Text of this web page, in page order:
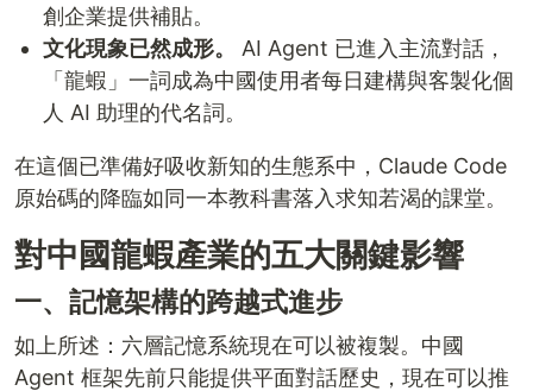
創企業提供補貼。
文化現象已然成形。
AI Agent 已進入主流對話，
「龍蝦」一詞成為中國使用者每日建構與客製化個
人 AI 助理的代名詞。
在這個已準備好吸收新知的生態系中，Claude Code
原始碼的降臨如同一本教科書落入求知若渴的課堂。
對中國龍蝦產業的五大關鍵影響
一、記憶架構的跨越式進步
如上所述：六層記憶系統現在可以被複製。中國
Agent 框架先前只能提供平面對話歷史，現在可以推